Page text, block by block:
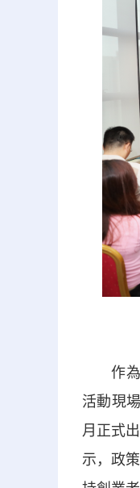
作為廣
活動現
月正式
示，政